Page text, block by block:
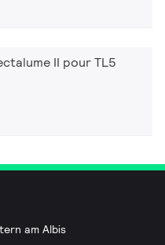
II pour TL5
am Albis